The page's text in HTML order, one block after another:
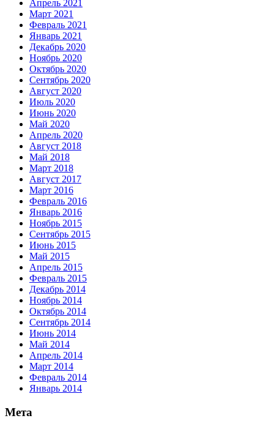
Апрель 2021
Март 2021
Февраль 2021
Январь 2021
Декабрь 2020
Ноябрь 2020
Октябрь 2020
Сентябрь 2020
Август 2020
Июль 2020
Июнь 2020
Май 2020
Апрель 2020
Август 2018
Май 2018
Март 2018
Август 2017
Март 2016
Февраль 2016
Январь 2016
Ноябрь 2015
Сентябрь 2015
Июнь 2015
Май 2015
Апрель 2015
Февраль 2015
Декабрь 2014
Ноябрь 2014
Октябрь 2014
Сентябрь 2014
Июнь 2014
Май 2014
Апрель 2014
Март 2014
Февраль 2014
Январь 2014
Мета